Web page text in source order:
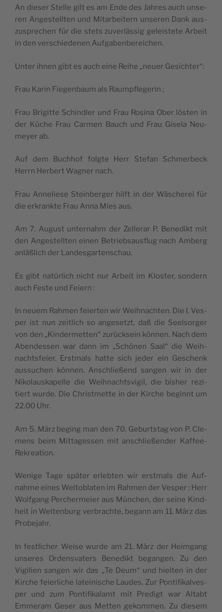
An die­ser Stelle gilt es am Ende des Jahres auch unse­
ren Anges­tell­ten und Mitar­bei­tern unse­ren Dank aus­
zus­pre­chen für die stets zuverläs­sig geleis­tete Arbeit
in den ver­schie­de­nen Aufgabenbereichen.
Unter ihnen gibt es auch eine Reihe „neuer Gesichter“:
Frau Karin Fie­gen­baum als Raumpflegerin ;
Frau Bri­gitte Schind­ler und Frau Rosi­na Ober lös­ten in
der Küche Frau Car­men Bauch und Frau Gise­la Neu­
meyer ab.
Auf dem Buch­hof folgte Herr Ste­fan Schmer­beck
Herrn Her­bert Wag­ner nach.
Frau Anne­liese Stein­ber­ger hilft in der Wäsche­rei für
die erkrankte Frau Anna Mies aus.
Am 7. August unter­nahm der Zel­le­rar P. Bene­dikt mit
den Anges­tell­ten einen Betrieb­saus­flug nach Amberg
anläß­lich der Landesgartenschau.
Es gibt natür­lich nicht nur Arbeit im Klos­ter, son­dern
auch Feste und Feiern :
In neuem Rah­men feier­ten wir Weih­nach­ten. Die I. Ves­
per ist nun zeit­lich so ange­setzt, daß die Seel­sor­ger
von den „Kin­der­met­ten“ zurück­sein kön­nen. Nach dem
Aben­des­sen war dann im „Schö­nen Saal“ die Weih­
nachts­feier. Erst­mals hatte sich jeder ein Ges­chenk
aus­su­chen kön­nen. Anschließend san­gen wir in der
Niko­laus­ka­pelle die Weih­nachts­vi­gil, die bisher rezi­
tiert wurde. Die Christ­mette in der Kirche beginnt um
22.00 Uhr.
Am 5. März beging man den 70. Geburts­tag von P. Cle­
mens beim Mit­ta­ges­sen mit anschließen­der Kaffee-
Rekreation.
Wenige Tage spä­ter erleb­ten wir erst­mals die Auf­
nahme eines Wel­to­bla­ten im Rah­men der Ves­per : Herr
Wolf­gang Per­cher­meier aus Mün­chen, der seine Kind­
heit in Wel­ten­burg ver­brachte, begann am 11. März das
Probejahr.
In fest­li­cher Weise wurde am 21. März der Heim­gang
unseres Ordens­va­ters Bene­dikt began­gen. Zu den
Vigi­lien san­gen wir das „Te Deum“ und hiel­ten in der
Kirche feier­liche latei­nische Laudes. Zur Pon­ti­fi­kal­ves­
per und zum Pon­ti­fi­ka­lamt mit Pre­digt war Altabt
Emme­ram Geser aus Met­ten gekom­men. Zu die­sem